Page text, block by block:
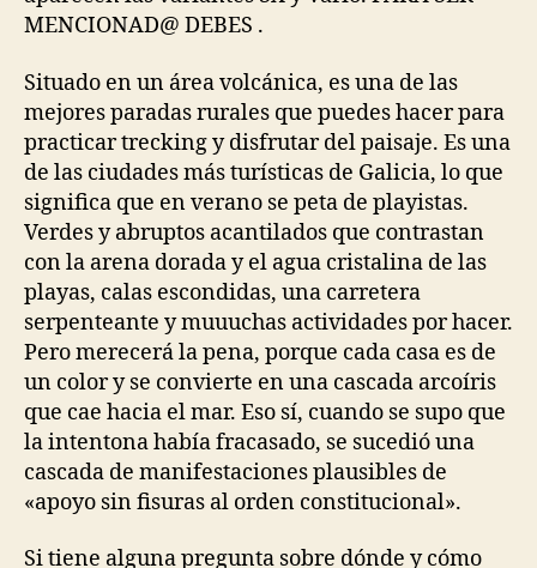
MENCIONAD@ DEBES .
Situado en un área volcánica, es una de las
mejores paradas rurales que puedes hacer para
practicar trecking y disfrutar del paisaje. Es una
de las ciudades más turísticas de Galicia, lo que
significa que en verano se peta de playistas.
Verdes y abruptos acantilados que contrastan
con la arena dorada y el agua cristalina de las
playas, calas escondidas, una carretera
serpenteante y muuuchas actividades por hacer.
Pero merecerá la pena, porque cada casa es de
un color y se convierte en una cascada arcoíris
que cae hacia el mar. Eso sí, cuando se supo que
la intentona había fracasado, se sucedió una
cascada de manifestaciones plausibles de
«apoyo sin fisuras al orden constitucional».
Si tiene alguna pregunta sobre dónde y cómo